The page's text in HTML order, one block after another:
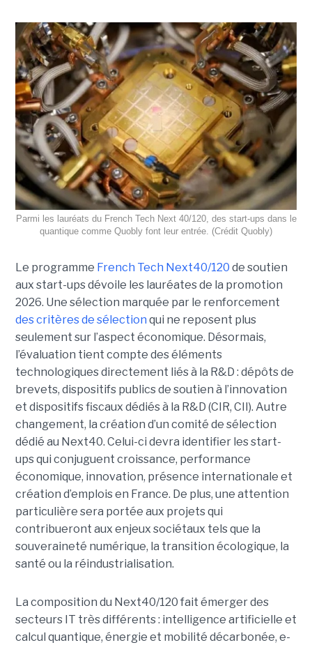
Parmi les lauréats du French Tech Next 40/120, des start-ups dans le
quantique comme Quobly font leur entrée. (Crédit Quobly)
Le programme French Tech Next40/120 de soutien
aux start-ups dévoile les lauréates de la promotion
2026. Une sélection marquée par le renforcement
des critères de sélection qui ne reposent plus
seulement sur l’aspect économique. Désormais,
l’évaluation tient compte des éléments
technologiques directement liés à la R&D : dépôts de
brevets, dispositifs publics de soutien à l’innovation
et dispositifs fiscaux dédiés à la R&D (CIR, CII). Autre
changement, la création d’un comité de sélection
dédié au Next40. Celui-ci devra identifier les start-
ups qui conjuguent croissance, performance
économique, innovation, présence internationale et
création d’emplois en France. De plus, une attention
particulière sera portée aux projets qui
contribueront aux enjeux sociétaux tels que la
souveraineté numérique, la transition écologique, la
santé ou la réindustrialisation.
La composition du Next40/120 fait émerger des
secteurs IT très différents : intelligence artificielle et
calcul quantique, énergie et mobilité décarbonée, e-